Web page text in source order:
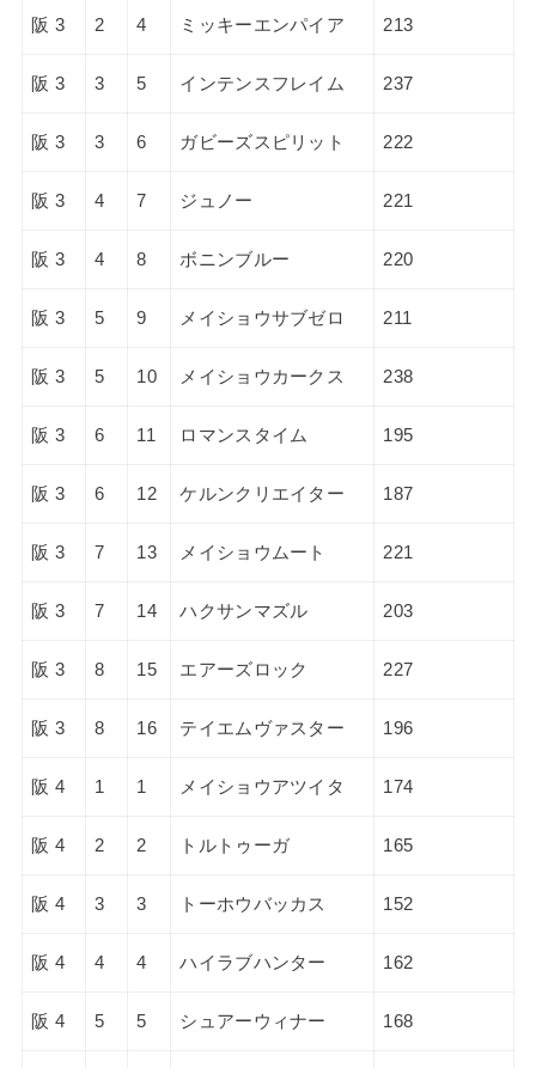
阪 3 2 4 ミッキーエンパイア 213
阪 3 3 5 インテンスフレイム 237
阪 3 3 6 ガビーズスピリット 222
阪 3 4 7 ジュノー 221
阪 3 4 8 ボニンブルー 220
阪 3 5 9 メイショウサブゼロ 211
阪 3 5 10 メイショウカークス 238
阪 3 6 11 ロマンスタイム 195
阪 3 6 12 ケルンクリエイター 187
阪 3 7 13 メイショウムート 221
阪 3 7 14 ハクサンマズル 203
阪 3 8 15 エアーズロック 227
阪 3 8 16 テイエムヴァスター 196
阪 4 1 1 メイショウアツイタ 174
阪 4 2 2 トルトゥーガ 165
阪 4 3 3 トーホウバッカス 152
阪 4 4 4 ハイラブハンター 162
阪 4 5 5 シュアーウィナー 168